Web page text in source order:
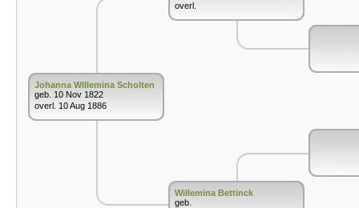
Johanna Willemina Scholten
geb. 10 Nov 1822
overl. 10 Aug 1886
overl.
Willemina Bettinck
geb.